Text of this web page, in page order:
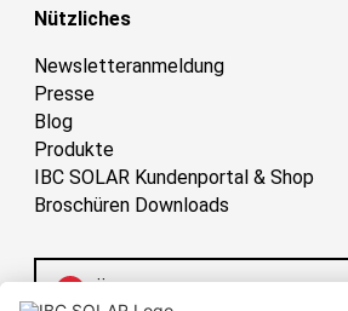
Nützliches
Newsletteranmeldung
Presse
Blog
Produkte
IBC SOLAR Kundenportal & Shop
Broschüren Downloads